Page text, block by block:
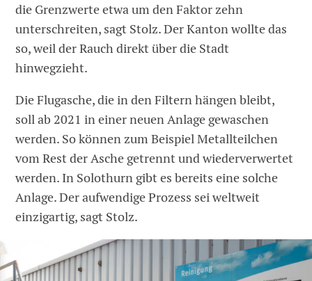
die Grenzwerte etwa um den Faktor zehn
unterschreiten, sagt Stolz. Der Kanton wollte das
so, weil der Rauch direkt über die Stadt
hinwegzieht.
Die Flugasche, die in den Filtern hängen bleibt,
soll ab 2021 in einer neuen Anlage gewaschen
werden. So können zum Beispiel Metallteilchen
vom Rest der Asche getrennt und wiederverwertet
werden. In Solothurn gibt es bereits eine solche
Anlage. Der aufwendige Prozess sei weltweit
einzigartig, sagt Stolz.